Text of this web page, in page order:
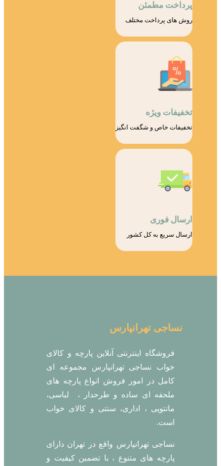
پرداخت مطمئن
روش های پرداخت مختلف
تخفیفات ویژه
تخفیفات خاص و شگفت انگیز
ارسال فوری
ارسال سریع به کل کشور
نساجی تهرانپارس
فروشگاه اینترنتی آنلاین پارچه و کالای
خواب نساجی تهرانپارس مجموعه ای
کامل در امور فروش انواع پارچه های
ملحفه ای ساده و طرحدار ، لباسی،
مانتویی ، اداری، سنتی و کالای خواب
است.
نساجی تهرانپارس واقع در تهران دارای
پارچه های متنوع ، با تضمین کیفیت و